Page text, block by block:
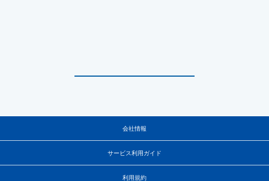
会社情報
サービス利用ガイド
利用規約